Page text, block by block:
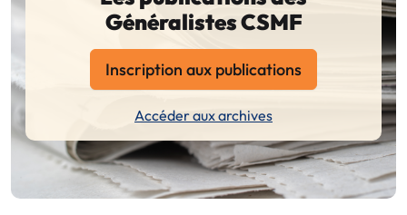
Généralistes CSMF
Inscription aux publications
Accéder aux archives